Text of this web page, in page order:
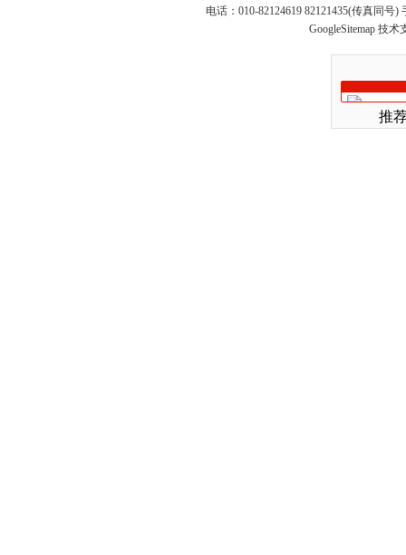
电话：010-82124619 82121435(传真同号
GoogleSitemap技术
推